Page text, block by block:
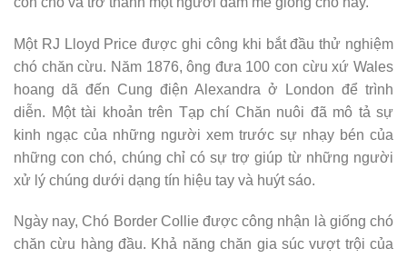
Một RJ Lloyd Price được ghi công khi bắt đầu thử nghiệm
chó chăn cừu. Năm 1876, ông đưa 100 con cừu xứ Wales
hoang dã đến Cung điện Alexandra ở London để trình
diễn. Một tài khoản trên Tạp chí Chăn nuôi đã mô tả sự
kinh ngạc của những người xem trước sự nhạy bén của
những con chó, chúng chỉ có sự trợ giúp từ những người
xử lý chúng dưới dạng tín hiệu tay và huýt sáo.
Ngày nay, Chó Border Collie được công nhận là giống chó
chăn cừu hàng đầu. Khả năng chăn gia súc vượt trội của